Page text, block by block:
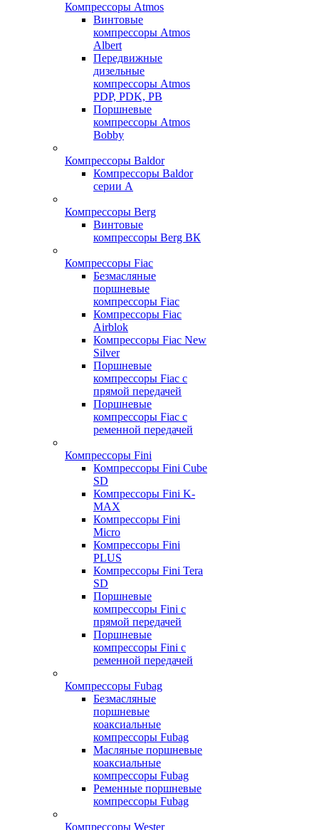
Компрессоры Atmos
Винтовые
компрессоры Atmos
Albert
Передвижные
дизельные
компрессоры Atmos
PDP, PDK, PB
Поршневые
компрессоры Atmos
Bobby
Компрессоры Baldor
Компрессоры Baldor
серии A
Компрессоры Berg
Винтовые
компрессоры Berg ВК
Компрессоры Fiac
Безмасляные
поршневые
компрессоры Fiac
Компрессоры Fiac
Airblok
Компрессоры Fiac New
Silver
Поршневые
компрессоры Fiac с
прямой передачей
Поршневые
компрессоры Fiac с
ременной передачей
Компрессоры Fini
Компрессоры Fini Cube
SD
Компрессоры Fini K-
MAX
Компрессоры Fini
Micro
Компрессоры Fini
PLUS
Компрессоры Fini Tera
SD
Поршневые
компрессоры Fini с
прямой передачей
Поршневые
компрессоры Fini с
ременной передачей
Компрессоры Fubag
Безмасляные
поршневые
коаксиальные
компрессоры Fubag
Масляные поршневые
коаксиальные
компрессоры Fubag
Ременные поршневые
компрессоры Fubag
Компрессоры Wester